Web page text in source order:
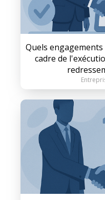
Quels
cadre de